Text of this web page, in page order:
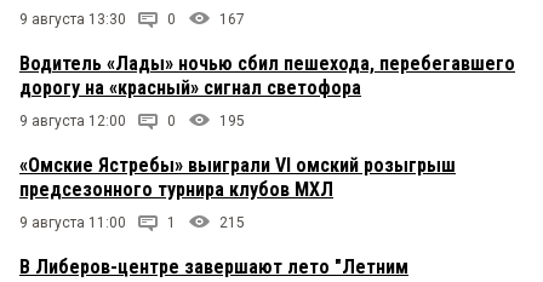
9 августа 13:30 0 167
Водитель «Лады» ночью сбил пешехода, перебегавшего
дорогу на «красный» сигнал светофора
9 августа 12:00 0 195
«Омские Ястребы» выиграли VI омский розыгрыш
предсезонного турнира клубов МХЛ
9 августа 11:00 1 215
В Либеров-центре завершают лето "Летним